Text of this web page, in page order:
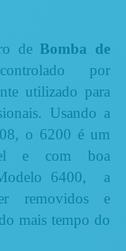
deBomba de
controlado por
utilizado para
Usando a
o 6200 é um
e com boa
6400, a
removidos e
mais tempo do